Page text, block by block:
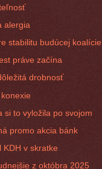
alergia
stabilitu budúcej koalície
práve začína
drobnosť
si to vyložila po svojom
promo akcia bánk
KDH v skratke
z októbra 2025